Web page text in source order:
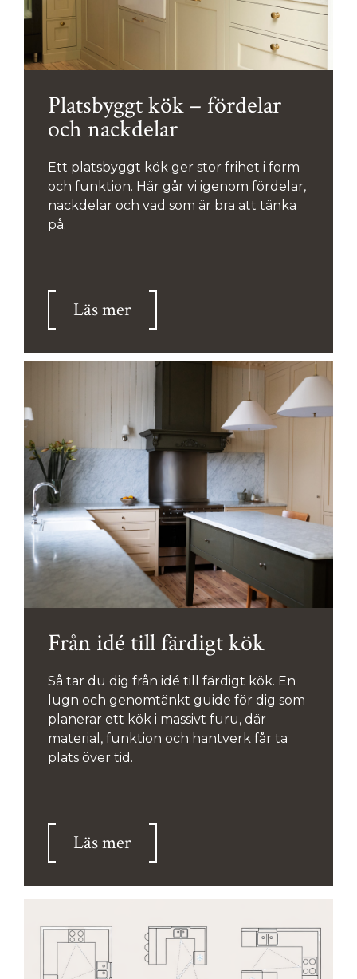
Platsbyggt kök – fördelar
och nackdelar
Ett platsbyggt kök ger stor frihet i form
och funktion. Här går vi igenom fördelar,
nackdelar och vad som är bra att tänka
på.
Läs mer
Från idé till färdigt kök
Så tar du dig från idé till färdigt kök. En
lugn och genomtänkt guide för dig som
planerar ett kök i massivt furu, där
material, funktion och hantverk får ta
plats över tid.
Läs mer